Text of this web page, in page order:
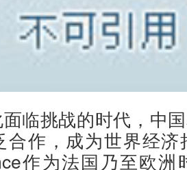
临挑战的时代，中
合作，成为世界经
作为法国乃至欧洲